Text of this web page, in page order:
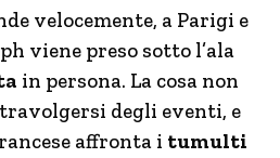
velocemente, a Parigi e
viene preso sotto l’ala
in persona. La cosa non
degli eventi, e
affronta i tumulti